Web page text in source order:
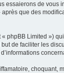
essaierons de
que des
phpBB Limited »)
de faciliter les